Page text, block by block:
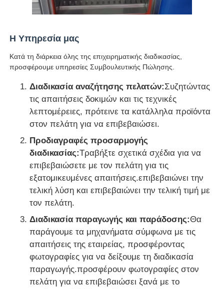
Η Υπηρεσία μας
Κατά τη διάρκεια όλης της επιχειρηματικής διαδικασίας,
προσφέρουμε υπηρεσίες Συμβουλευτικής Πώλησης.
Διαδικασία αναζήτησης πελατών:Συζητώντας
τις απαιτήσεις δοκιμών και τις τεχνικές
λεπτομέρειες, πρότεινε τα κατάλληλα προϊόντα
στον πελάτη για να επιβεβαιώσει.
Προδιαγραφές προσαρμογής
διαδικασίας:Τραβήξτε σχετικά σχέδια για να
επιβεβαιώσετε με τον πελάτη για τις
εξατομικευμένες απαιτήσεις.επιβεβαιώνει την
τελική λύση και επιβεβαιώνει την τελική τιμή με
τον πελάτη.
Διαδικασία παραγωγής και παράδοσης:Θα
παράγουμε τα μηχανήματα σύμφωνα με τις
απαιτήσεις της εταιρείας, προσφέροντας
φωτογραφίες για να δείξουμε τη διαδικασία
παραγωγής.προσφέρουν φωτογραφίες στον
πελάτη για να επιβεβαιώσει ξανά με το